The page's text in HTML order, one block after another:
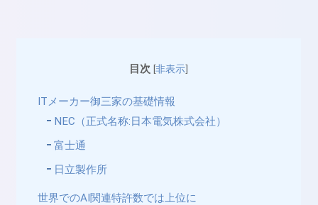
目次 [非表示]
ITメーカー御三家の基礎情報
NEC（正式名称:日本電気株式会社）
富士通
日立製作所
世界でのAI関連特許数では上位に